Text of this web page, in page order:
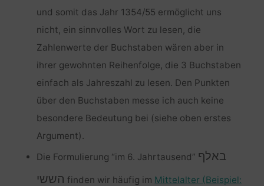
und somit das Jahr 1354/55 ermöglicht uns
nicht, ein sinnvolles Wort zu lesen, die
Zahlenwerte der Buchstaben wären aber in
ihrer gewohnten Reihenfolge, die 3 Buchstaben
einfach als Jahreszahl zu lesen. Den Punkten
über den Buchstaben messe ich auch keine
besondere Bedeutung bei (siehe oben erstes
Argument).
Die Formulierung “im 6. Jahrtausend” באלף
הששי finden wir häufig im Mittelalter (Beispiel: